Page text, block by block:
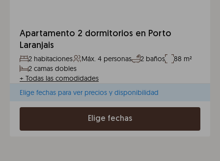
Apartamento 2 dormitorios en Porto
Laranjais
2 habitaciones Máx. 4 personas 2 baños
88 m²
2 camas dobles
+ Todas las comodidades
Elige fechas para ver precios y disponibilidad
Elige fechas